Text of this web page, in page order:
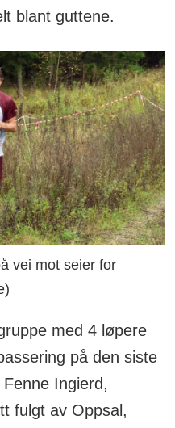
blant guttene.
vei mot seier for
med 4 løpere
på den siste
Ingierd,
fulgt av Oppsal,